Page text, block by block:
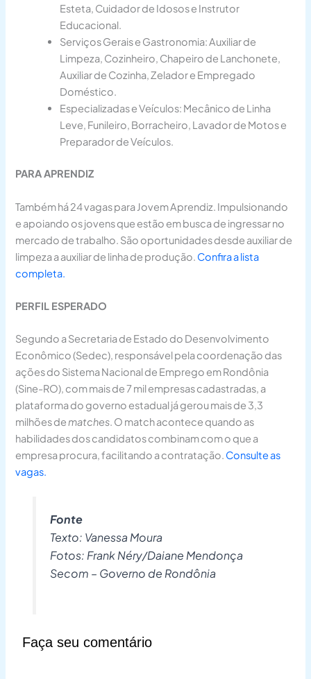
Esteta, Cuidador de Idosos e Instrutor
Educacional.
Serviços Gerais e Gastronomia: Auxiliar de
Limpeza, Cozinheiro, Chapeiro de Lanchonete,
Auxiliar de Cozinha, Zelador e Empregado
Doméstico.
Especializadas e Veículos: Mecânico de Linha
Leve, Funileiro, Borracheiro, Lavador de Motos e
Preparador de Veículos.
PARA APRENDIZ
Também há 24 vagas para Jovem Aprendiz. Impulsionando
e apoiando os jovens que estão em busca de ingressar no
mercado de trabalho. São oportunidades desde auxiliar de
limpeza a auxiliar de linha de produção. Confira a lista
completa.
PERFIL ESPERADO
Segundo a Secretaria de Estado do Desenvolvimento
Econômico (Sedec), responsável pela coordenação das
ações do Sistema Nacional de Emprego em Rondônia
(Sine-RO), com mais de 7 mil empresas cadastradas, a
plataforma do governo estadual já gerou mais de 3,3
milhões dematches. O match acontece quando as
habilidades dos candidatos combinam com o que a
empresa procura, facilitando a contratação. Consulte as
vagas.
Fonte
Texto: Vanessa Moura
Fotos: Frank Néry/Daiane Mendonça
Secom – Governo de Rondônia
Faça seu comentário